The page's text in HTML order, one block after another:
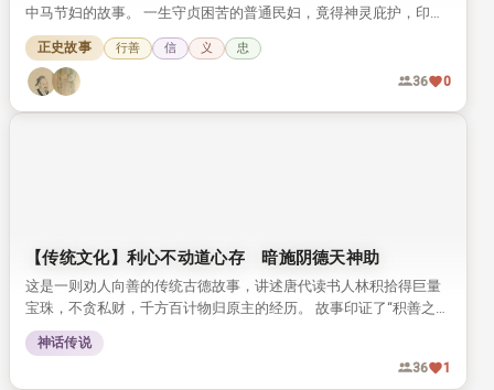
中马节妇的故事。 一生守贞困苦的普通民妇，竟得神灵庇护，印证
了“仁义忠信者自有天爵”的道理。
正史故事 行善 信 义 忠
36 0
【传统文化】利心不动道心存 暗施阴德天神助
这是一则劝人向善的传统古德故事，讲述唐代读书人林积拾得巨量
宝珠，不贪私财，千方百计物归原主的经历。 故事印证了“积善之家
必有余庆”的古训，传递了修心积德的传统文化理念。
神话传说
36
1